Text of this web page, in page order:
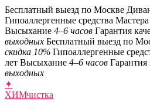
Бесплатный выезд по Москве
Гипоаллергенные средства
Высыхание 4–6 часов Гарантия
выходных Бесплатный выезд по
скидка 10% Гипоаллергенные
лет Высыхание 4–6 часов Гарантия
выходных
✦
ХИМчистка